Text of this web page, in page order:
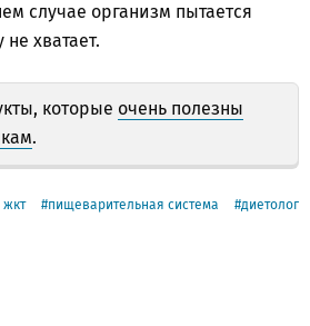
случае организм пытается
не хватает.
которые очень полезны
.
жкт пищеварительная система диетолог